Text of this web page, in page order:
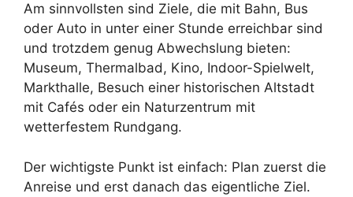
Am sinnvollsten sind Ziele, die mit Bahn, Bus
oder Auto in unter einer Stunde erreichbar sind
und trotzdem genug Abwechslung bieten:
Museum, Thermalbad, Kino, Indoor-Spielwelt,
Markthalle, Besuch einer historischen Altstadt
mit Cafés oder ein Naturzentrum mit
wetterfestem Rundgang.
Der wichtigste Punkt ist einfach: Plan zuerst die
Anreise und erst danach das eigentliche Ziel.